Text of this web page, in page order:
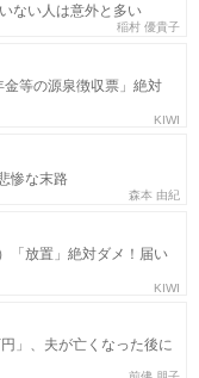
ない人は意外と多い
稲村 優貴子
等の源泉徴収票」絶対
KIWI
惨な末路
森本 由紀
「放置」絶対ダメ！届い
KIWI
」、夫が亡くなった後に